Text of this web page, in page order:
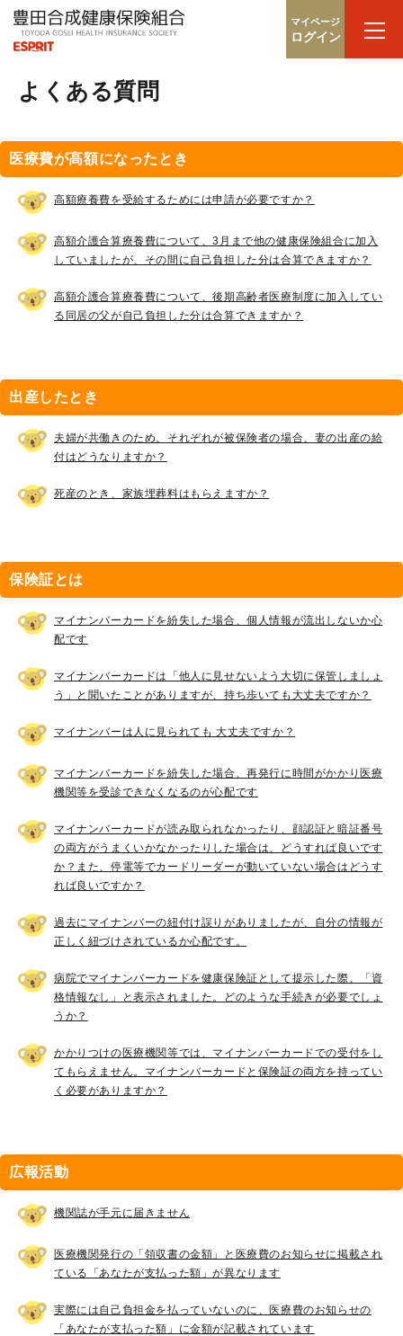
マイページ
ログイン
よくある質問
医療費が高額になったとき
高額療養費を受給するためには申請が必要ですか？
高額介護合算療養費について、3月まで他の健康保険組合に加入
していましたが、その間に自己負担した分は合算できますか？
高額介護合算療養費について、後期高齢者医療制度に加入してい
る同居の父が自己負担した分は合算できますか？
出産したとき
夫婦が共働きのため、それぞれが被保険者の場合、妻の出産の給
付はどうなりますか？
死産のとき、家族埋葬料はもらえますか？
保険証とは
マイナンバーカードを紛失した場合、個人情報が流出しないか心
配です
マイナンバーカードは「他人に見せないよう大切に保管しましょ
う」と聞いたことがありますが、持ち歩いても大丈夫ですか？
マイナンバーは人に見られても 大丈夫ですか？
マイナンバーカードを紛失した場合、再発行に時間がかかり医療
機関等を受診できなくなるのが心配です
マイナンバーカードが読み取られなかったり、顔認証と暗証番号
の両方がうまくいかなかったりした場合は、どうすれば良いです
か？また、停電等でカードリーダーが動いていない場合はどうす
れば良いですか？
過去にマイナンバーの紐付け誤りがありましたが、自分の情報が
正しく紐づけされているか心配です。
病院でマイナンバーカードを健康保険証として提示した際、「資
格情報なし」と表示されました。どのような手続きが必要でしょ
うか？
かかりつけの医療機関等では、マイナンバーカードでの受付をし
てもらえません。マイナンバーカードと保険証の両方を持ってい
く必要がありますか？
広報活動
機関誌が手元に届きません
医療機関発行の「領収書の金額」と医療費のお知らせに掲載され
ている「あなたが支払った額」が異なります
実際には自己負担金を払っていないのに、医療費のお知らせの
「あなたが支払った額」に金額が記載されています